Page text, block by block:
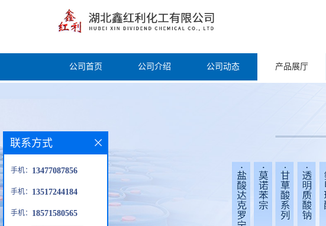
公司首页 公司介绍 公司动态 产品展厅
联系方式
手机： 13477087856
手机： 13517244184
手机： 18571580565